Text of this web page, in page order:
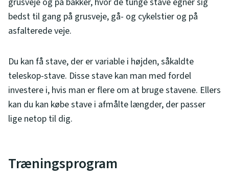
bedst til gang på grusveje, gå- og cykelstier og på
asfalterede veje.
Du kan få stave, der er variable i højden, såkaldte
teleskop-stave. Disse stave kan man med fordel
investere i, hvis man er flere om at bruge stavene. Ellers
kan du kan købe stave i afmålte længder, der passer
lige netop til dig.
Træningsprogram